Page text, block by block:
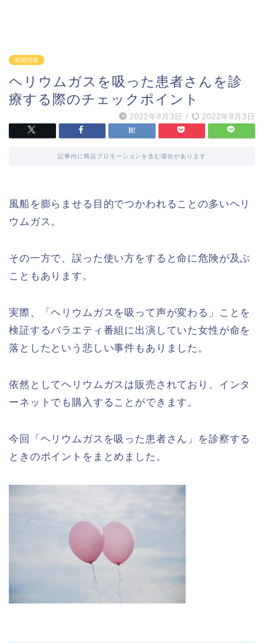
医療情報
ヘリウムガスを吸った患者さんを診
療する際のチェックポイント
2022年8月3日 / 2022年8月3日
記事内に商品プロモーションを含む場合があります
風船を膨らませる目的でつかわれることの多いヘリ
ウムガス。
その一方で、誤った使い方をすると命に危険が及ぶ
こともあります。
実際、「ヘリウムガスを吸って声が変わる」ことを
検証するバラエティ番組に出演していた女性が命を
落としたという悲しい事件もありました。
依然としてヘリウムガスは販売されており、インタ
ーネットでも購入することができます。
今回「ヘリウムガスを吸った患者さん」を診察する
ときのポイントをまとめました。